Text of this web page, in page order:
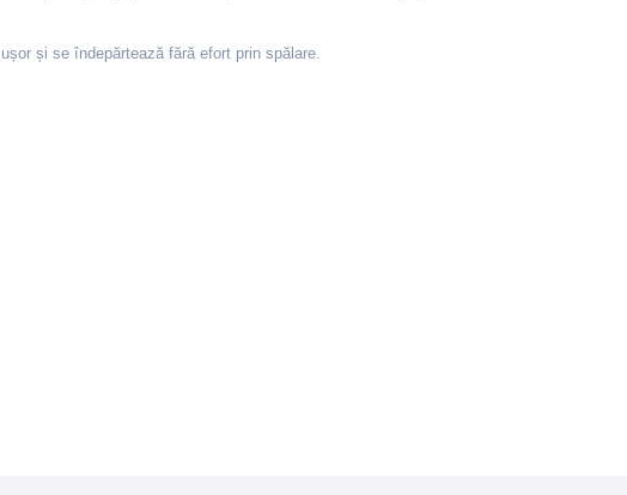
și se îndepărtează fără efort prin spălare.
Acetate, Phenoxyethanol, lodopropynyl Butylcarbamate, Parfum, CI 19140,